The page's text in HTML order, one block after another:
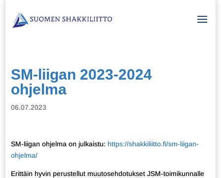
SM-liigan 2023-2024
ohjelma
06.07.2023
SM-liigan ohjelma on julkaistu: https://shakkiliitto.fi/sm-liigan-
ohjelma/
Erittäin hyvin perustellut muutosehdotukset JSM-toimikunnalle